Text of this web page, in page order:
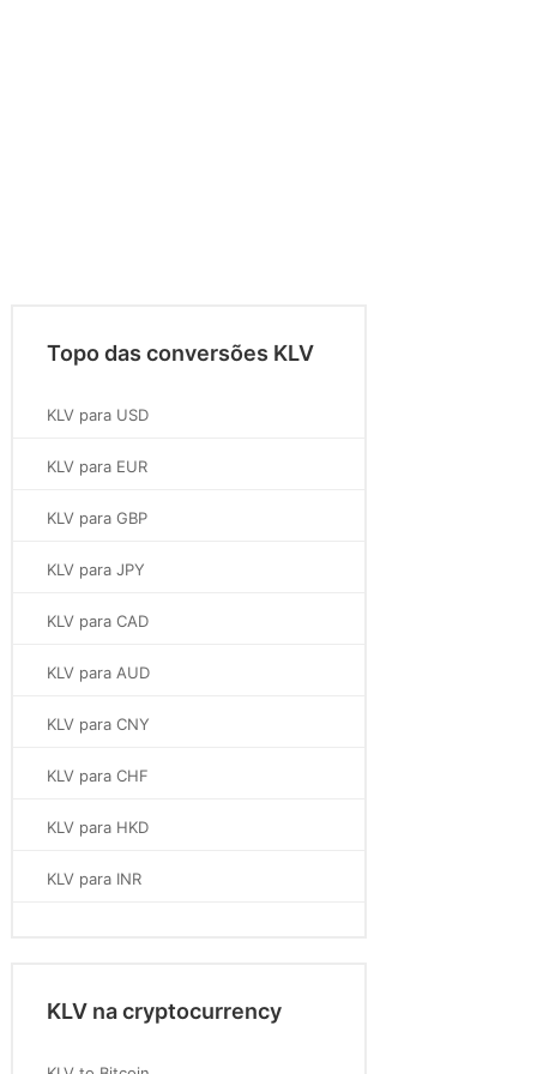
Topo das conversões KLV
KLV para USD
KLV para EUR
KLV para GBP
KLV para JPY
KLV para CAD
KLV para AUD
KLV para CNY
KLV para CHF
KLV para HKD
KLV para INR
KLV na cryptocurrency